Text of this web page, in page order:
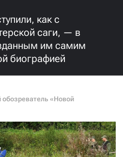
как с
саги, — в
им самим
биографией
обозреватель «Новой
1000
300
С ДРУЗЬЯМИ